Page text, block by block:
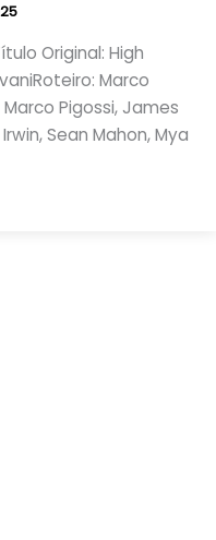
Original: High
Marco
Pigossi, James
Sean Mahon, Mya